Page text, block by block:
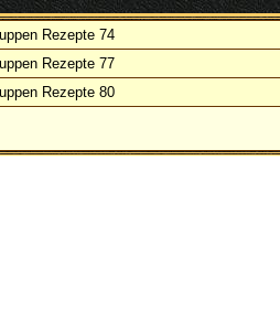
Rezepte 74
Rezepte 77
Rezepte 80